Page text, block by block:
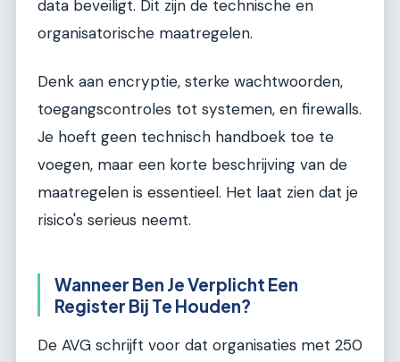
data beveiligt. Dit zijn de technische en
organisatorische maatregelen.
Denk aan encryptie, sterke wachtwoorden,
toegangscontroles tot systemen, en firewalls.
Je hoeft geen technisch handboek toe te
voegen, maar een korte beschrijving van de
maatregelen is essentieel. Het laat zien dat je
risico's serieus neemt.
Wanneer Ben Je Verplicht Een
Register Bij Te Houden?
De AVG schrijft voor dat organisaties met 250